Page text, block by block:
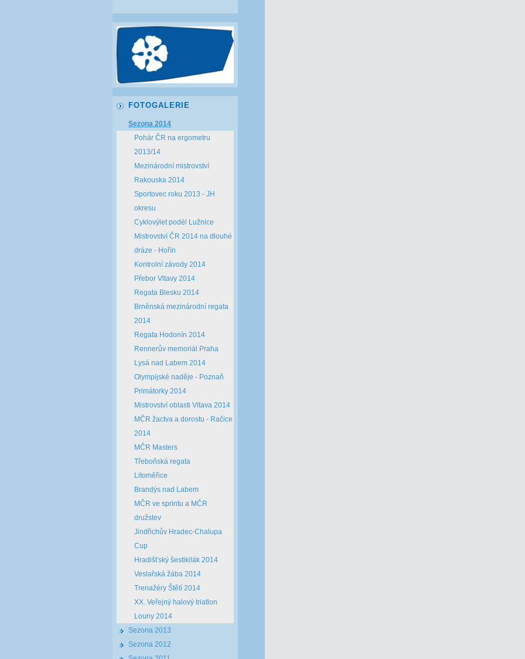
FOTOGALERIE
Sezona 2014
Pohár ČR na ergometru
2013/14
Mezinárodní mistrovství
Rakouska 2014
Sportovec roku 2013 - JH
okresu
Cyklovýlet podél Lužnice
Mistrovství ČR 2014 na dlouhé
dráze - Hořín
Kontrolní závody 2014
Přebor Vltavy 2014
Regata Blesku 2014
Brněnská mezinárodní regata
2014
Regata Hodonín 2014
Rennerův memoriál Praha
Lysá nad Labem 2014
Olympijské naděje - Poznaň
Primátorky 2014
Mistrovství oblasti Vltava 2014
MČR žactva a dorostu - Račice
2014
MČR Masters
Třeboňská regata
Litoměřice
Brandýs nad Labem
MČR ve sprintu a MČR
družstev
Jindřichův Hradec-Chalupa
Cup
Hradišťský šestikilák 2014
Veslařská žába 2014
Trenažéry Štětí 2014
XX. Veřejný halový triatlon
Louny 2014
Sezona 2013
Sezona 2012